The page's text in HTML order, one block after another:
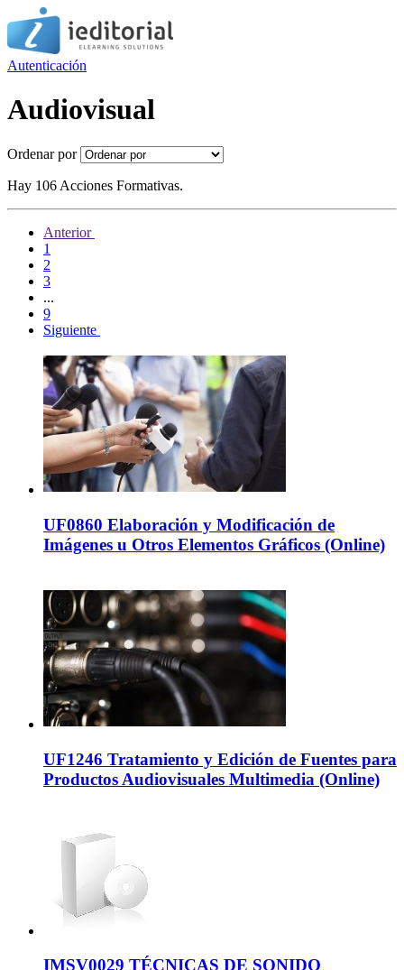
Autenticación
Audiovisual
Ordenar por
Hay 106 Acciones Formativas.
Anterior
1
2
3
...
9
Siguiente
UF0860 Elaboración y Modificación de
Imágenes u Otros Elementos Gráficos (Online)
UF1246 Tratamiento y Edición de Fuentes para
Productos Audiovisuales Multimedia (Online)
IMSV0029 TÉCNICAS DE SONIDO